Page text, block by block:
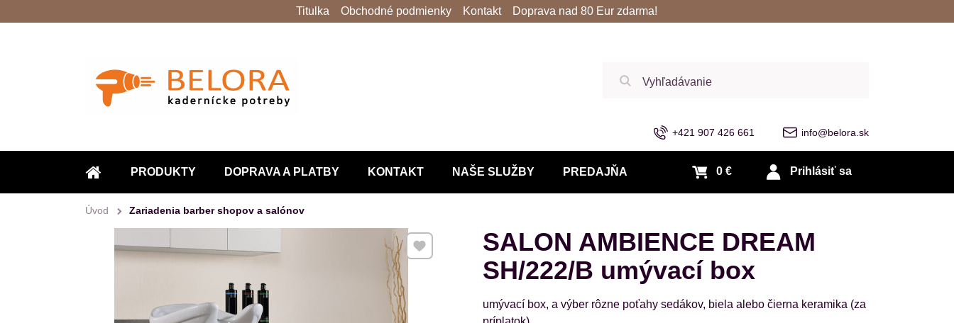
ÚVOD
PRODUKTY DOPRAVA A PLATBY KONTAKT NAŠE SLUŽBY PREDAJŇA
+421 907 426 661 info@belora.sk
Prihlásiť sa
0 €
Titulka Obchodné podmienky Kontakt Doprava nad 80 Eur zdarma!
Úvod Zariadenia barber shopov a salónov
SALON AMBIENCE DREAM
SH/222/B umývací box
umývací box, a výber rôzne poťahy sedákov, biela alebo čierna keramika (za
Pridať k Obľúbeným